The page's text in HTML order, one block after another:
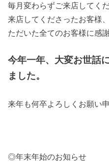
毎月変わらずご来店してく
来店してくださったお客様
ただいた全てのお客様に感
今年一年、大変お世話
ました。
来年も何卒よろしくお願い
◎年末年始のお知らせ